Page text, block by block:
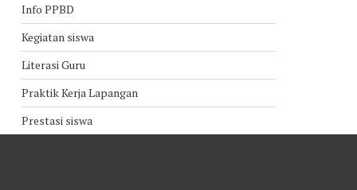
Info PPBD
Kegiatan siswa
Literasi Guru
Praktik Kerja Lapangan
Prestasi siswa